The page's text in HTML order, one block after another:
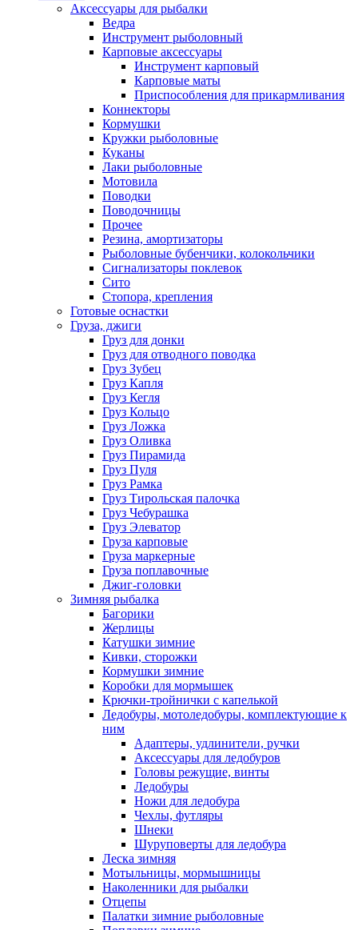
Аксессуары для рыбалки
Ведра
Инструмент рыболовный
Карповые аксессуары
Инструмент карповый
Карповые маты
Приспособления для прикармливания
Коннекторы
Кормушки
Кружки рыболовные
Куканы
Лаки рыболовные
Мотовила
Поводки
Поводочницы
Прочее
Резина, амортизаторы
Рыболовные бубенчики, колокольчики
Сигнализаторы поклевок
Сито
Стопора, крепления
Готовые оснастки
Груза, джиги
Груз для донки
Груз для отводного поводка
Груз Зубец
Груз Капля
Груз Кегля
Груз Кольцо
Груз Ложка
Груз Оливка
Груз Пирамида
Груз Пуля
Груз Рамка
Груз Тирольская палочка
Груз Чебурашка
Груз Элеватор
Груза карповые
Груза маркерные
Груза поплавочные
Джиг-головки
Зимняя рыбалка
Багорики
Жерлицы
Катушки зимние
Кивки, сторожки
Кормушки зимние
Коробки для мормышек
Крючки-тройнички с капелькой
Ледобуры, мотоледобуры, комплектующие к
ним
Адаптеры, удлинители, ручки
Аксессуары для ледобуров
Головы режущие, винты
Ледобуры
Ножи для ледобура
Чехлы, футляры
Шнеки
Шуруповерты для ледобура
Леска зимняя
Мотыльницы, мормышницы
Наколенники для рыбалки
Отцепы
Палатки зимние рыболовные